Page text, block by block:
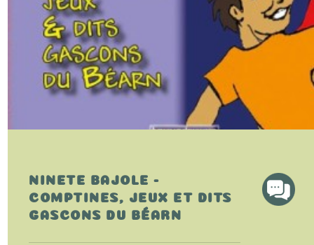
NINETE BAJOLE -
COMPTINES, JEUX ET DITS
GASCONS DU BÉARN